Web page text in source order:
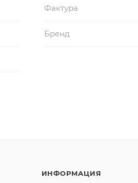
Фактура
Бренд
ИНФОРМАЦИЯ